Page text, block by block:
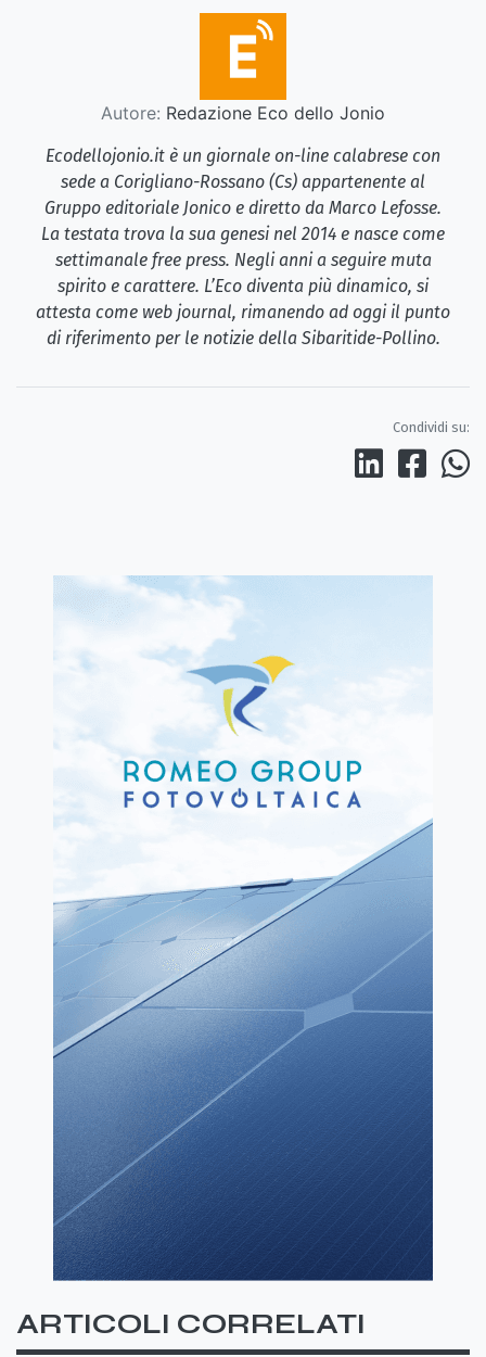
Autore: Redazione Eco dello Jonio
Ecodellojonio.it è un giornale on-line calabrese con
sede a Corigliano-Rossano (Cs) appartenente al
Gruppo editoriale Jonico e diretto da Marco Lefosse.
La testata trova la sua genesi nel 2014 e nasce come
settimanale free press. Negli anni a seguire muta
spirito e carattere. L’Eco diventa più dinamico, si
attesta come web journal, rimanendo ad oggi il punto
di riferimento per le notizie della Sibaritide-Pollino.
Condividi su:
ARTICOLI CORRELATI